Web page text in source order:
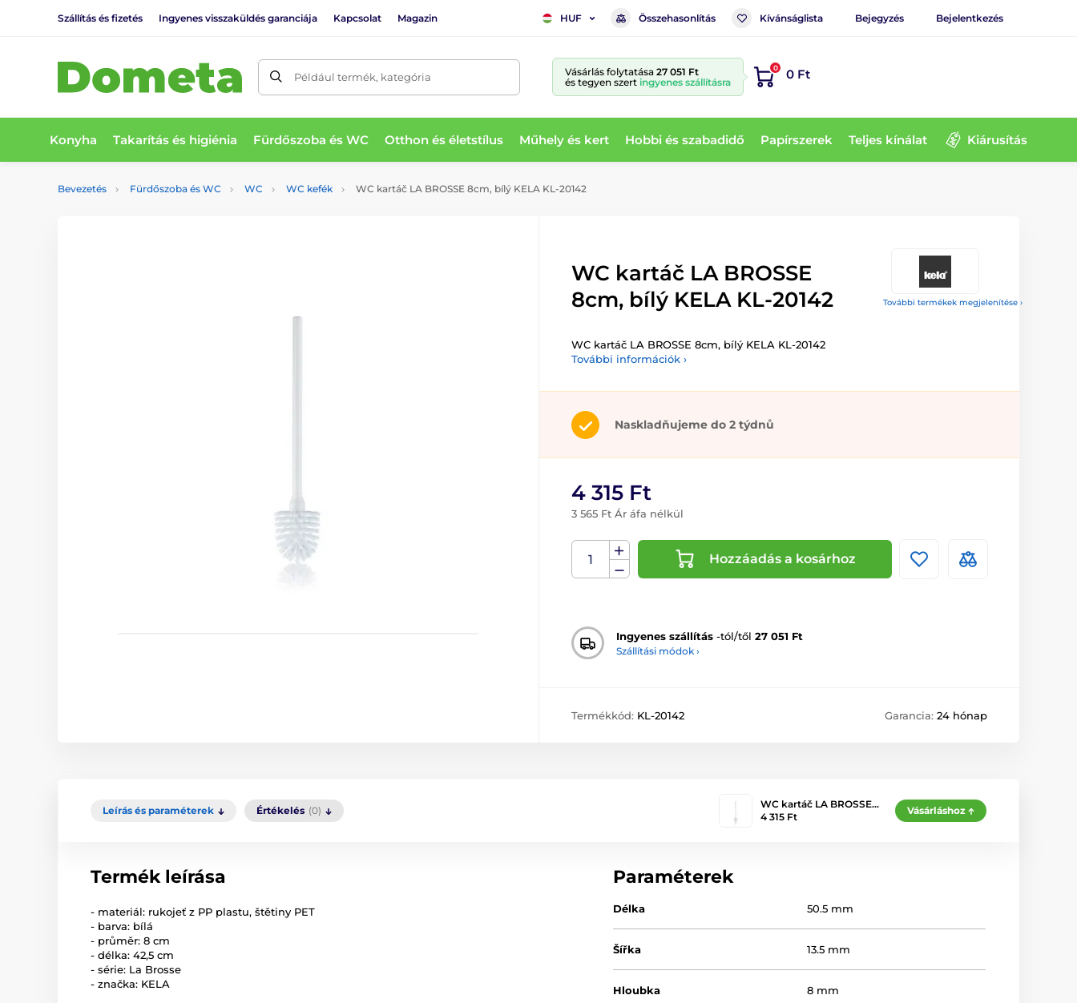
Szállítás és fizetés Ingyenes visszaküldés garanciája Kapcsolat Magazin HUF Összehasonlítás Kívánságlista Bejegyzés Bejelentkezés
Például termék, kategória Vásárlás folytatása 27 051 Ft
és tegyen szert ingyenes szállításra
0 0 Ft
Konyha Takarítás és higiénia Fürdőszoba és WC Otthon és életstílus Műhely és kert Hobbi és szabadidő Papírszerek Teljes kínálat Kiárusítás
Bevezetés Fürdőszoba és WC WC WC kefék WC kartáč LA BROSSE 8cm, bílý KELA KL-20142
További termékek megjelenítése ›
WC kartáč LA BROSSE
8cm, bílý KELA KL-20142
WC kartáč LA BROSSE 8cm, bílý KELA KL-20142
További információk ›
Naskladňujeme do 2 týdnů
4 315 Ft
3 565 Ft Ár áfa nélkül
Hozzáadás a kosárhoz
Ingyenes szállítás -tól/től 27 051 Ft
Szállítási módok ›
Termékkód: KL-20142 Garancia: 24 hónap
Leírás és paraméterek Értékelés (0)
WC kartáč LA BROSSE…
4 315 Ft
Vásárláshoz
Termék leírása
- materiál: rukojeť z PP plastu, štětiny PET
- barva: bílá
- průměr: 8 cm
- délka: 42,5 cm
- série: La Brosse
- značka: KELA
Paraméterek
Délka 50.5 mm
Šířka 13.5 mm
Hloubka 8 mm